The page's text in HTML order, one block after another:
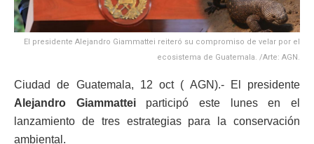
El presidente Alejandro Giammattei reiteró su compromiso de velar por el
ecosistema de Guatemala. /Arte: AGN.
Ciudad de Guatemala, 12 oct ( AGN).- El presidente
Alejandro Giammatteiparticipó este lunes en el
lanzamiento de tres estrategias para la conservación
ambiental.